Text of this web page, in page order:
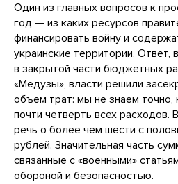
Один из главных вопросов к
год — из каких ресурсов
финансировать войну и
украинские территории. Ответ,
в закрытой части бюджетных
«Медузы», власти решили
объем трат: мы не знаем точно,
почти четверть всех
речь о более чем шести с
рублей. Значительная часть
связанные с «военными»
обороной и безопасностью.